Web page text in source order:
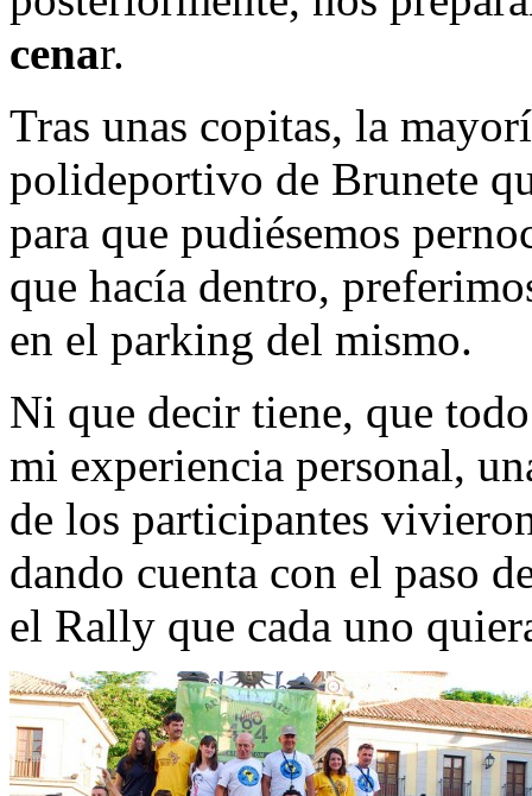
cenar.
Tras unas copitas, la
polideportivo de Brunete
para que pudiésemos
que hacía dentro,
en el parking del mismo.
Ni que decir tiene, que
mi experiencia personal,
de los participantes
dando cuenta con el paso
el Rally que cada uno